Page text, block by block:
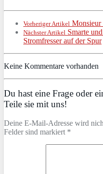
Vorheriger Artikel Monsieur
Nächster Artikel Smarte
Stromfresser auf der Spur
Keine Kommentare vorhanden
Du hast eine Frage oder
Teile sie mit uns!
Deine E-Mail-Adresse wird
Felder sind markiert *